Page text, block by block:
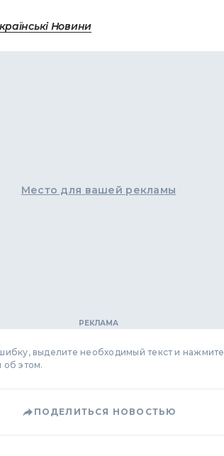
Новини
Место для вашей рекламы
выделите необходимый текст и нажмите
об этом.
ПОДЕЛИТЬСЯ НОВОСТЬЮ